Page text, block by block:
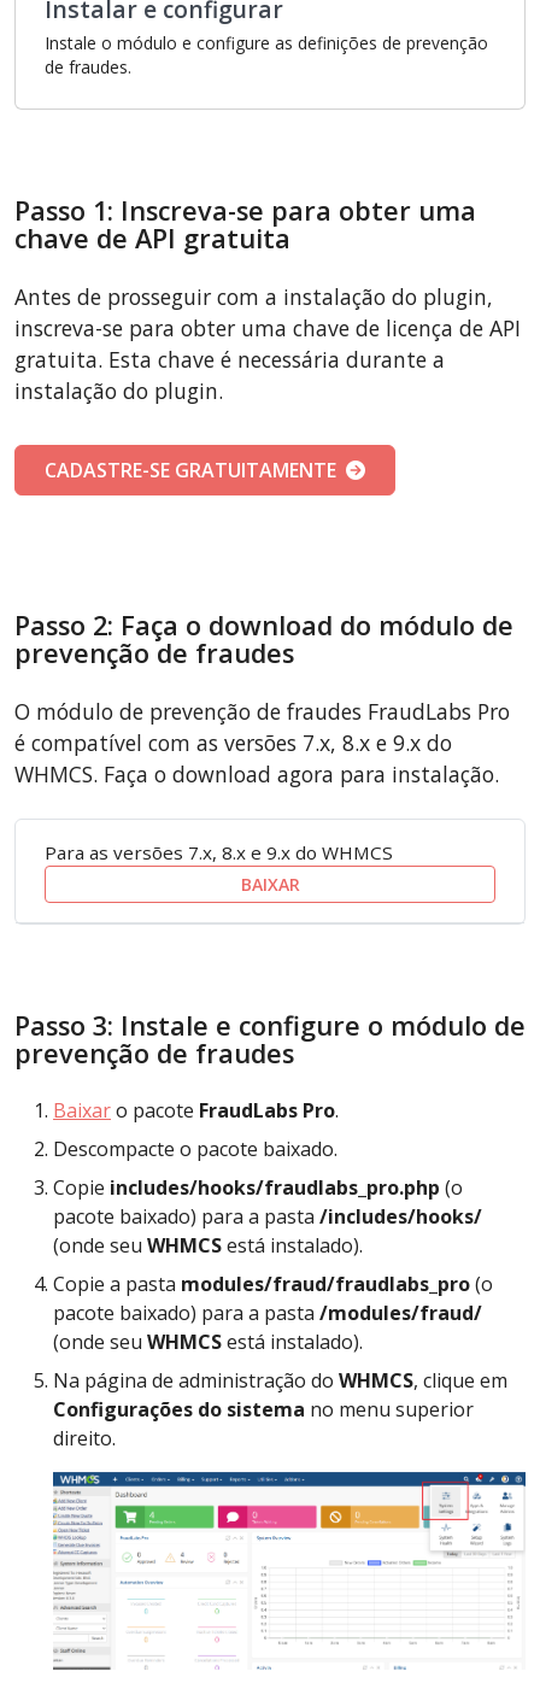
Instalar e configurar
Instale o módulo e configure as definições de prevenção
de fraudes.
Passo 1: Inscreva-se para obter uma
chave de API gratuita
Antes de prosseguir com a instalação do plugin,
inscreva-se para obter uma chave de licença de API
gratuita. Esta chave é necessária durante a
instalação do plugin.
CADASTRE-SE GRATUITAMENTE
Passo 2: Faça o download do módulo de
prevenção de fraudes
O módulo de prevenção de fraudes FraudLabs Pro
é compatível com as versões 7.x, 8.x e 9.x do
WHMCS. Faça o download agora para instalação.
Para as versões 7.x, 8.x e 9.x do WHMCS
BAIXAR
Passo 3: Instale e configure o módulo de
prevenção de fraudes
Baixaro pacote FraudLabs Pro.
Descompacte o pacote baixado.
Copie includes/hooks/fraudlabs_pro.php (o
pacote baixado) para a pasta /includes/hooks/
(onde seu WHMCSestá instalado).
Copie a pasta modules/fraud/fraudlabs_pro(o
pacote baixado) para a pasta /modules/fraud/
(onde seu WHMCSestá instalado).
Na página de administração do WHMCS, clique em
Configurações do sistema no menu superior
direito.